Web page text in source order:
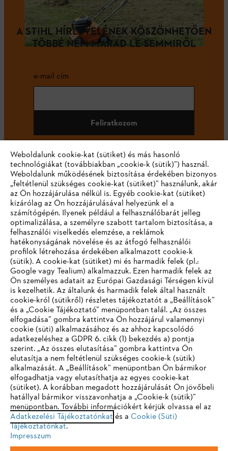
A STIHL HÍRLEVELÉNEK KÖSZÖNHETŐEN
TÖBBÉ NEM MARAD LE SEMMIRŐL
e-mail cím
Feliratkozom
#STIHL
Vállalat
STIHL GYIK
Szerviz
Adatvédelem Impresszum Cookie tájékoztató
Jogi információk
IHR BROWSER WIRD NICHT
UNTERSTÜTZT
Sie nutzen einen Browser, den wir noch nicht unterstützen. Für
eine optimale Nutzung unserer Seite empfehlen wir Ihnen, zu
einem der folgenden Browser zu wechseln:
Firefox Chrome
Weboldalunk cookie-kat (sütiket) és más hasonló
technológiákat (továbbiakban „cookie-k (sütik)”) használ.
Weboldalunk működésének biztosítása érdekében bizonyos
„feltétlenül szükséges cookie-kat (sütiket)” használunk, akár
az Ön hozzájárulása nélkül is. Egyéb cookie-kat (sütiket)
kizárólag az Ön hozzájárulásával helyezünk el a
számítógépén. Ilyenek például a felhasználóbarát jelleg
optimalizálása, a személyre szabott tartalom biztosítása, a
felhasználói viselkedés elemzése, a reklámok
hatékonyságának növelése és az átfogó felhasználói
profilok létrehozása érdekében alkalmazott cookie-k
(sütik). A cookie-kat (sütiket) mi és harmadik felek (pl.:
Google vagy Tealium) alkalmazzuk. Ezen harmadik felek az
Ön személyes adatait az Európai Gazdasági Térségen kívül
is kezelhetik. Az általunk és harmadik felek által használt
cookie-król (sütikről) részletes tájékoztatót a „Beállítások”
és a „Cookie Tájékoztató” menüpontban talál. „Az összes
elfogadása” gombra kattintva Ön hozzájárul valamennyi
cookie (süti) alkalmazásához és az ahhoz kapcsolódó
adatkezeléshez a GDPR 6. cikk (1) bekezdés a) pontja
szerint. „Az összes elutasítása” gombra kattintva Ön
elutasítja a nem feltétlenül szükséges cookie-k (sütik)
alkalmazását. A „Beállítások” menüpontban Ön bármikor
elfogadhatja vagy elutasíthatja az egyes cookie-kat
(sütiket). A korábban megadott hozzájárulását Ön jövőbeli
hatállyal bármikor visszavonhatja a „Cookie-k (sütik)”
menüpontban. További információkért kérjük olvassa el az
Adatkezelési Tájékoztatónkat és a Cookie (Süti)
Tájékoztatónkat.
Impresszum